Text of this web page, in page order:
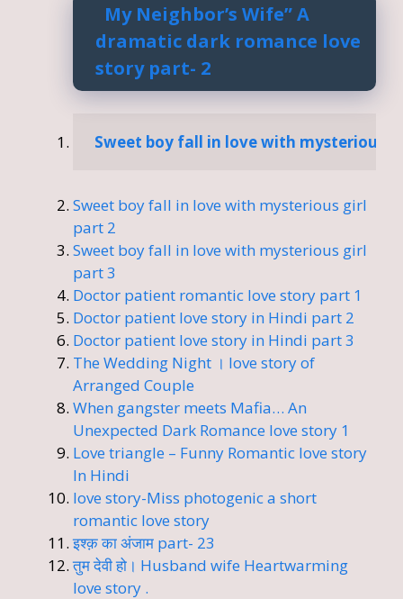
My Neighbor’s Wife” A
dramatic dark romance love
story part- 2
Sweet boy fall in love with mysterious
Sweet boy fall in love with mysterious girl
part 2
Sweet boy fall in love with mysterious girl
part 3
Doctor patient romantic love story part 1
Doctor patient love story in Hindi part 2
Doctor patient love story in Hindi part 3
The Wedding Night । love story of
Arranged Couple
When gangster meets Mafia… An
Unexpected Dark Romance love story 1
Love triangle – Funny Romantic love story
In Hindi
love story-Miss photogenic a short
romantic love story
इश्क़ का अंजाम part- 23
तुम देवी हो। Husband wife Heartwarming
love story .